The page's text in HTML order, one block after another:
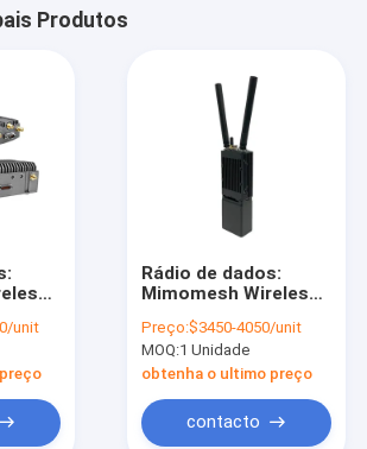
Produtos
unit
Rádio de dados:
Mimomesh Wireless
Multiple Handheld
Series
Preço:$3450-4050/unit
MOQ:1 Unidade
obtenha o ultimo preço
contacto